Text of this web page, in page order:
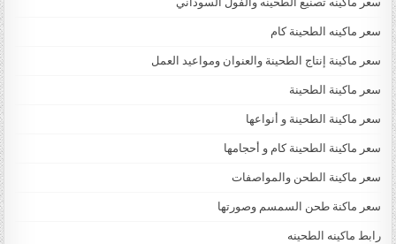
سعر ماكينه الطحينة كام
سعر ماكينة إنتاج الطحينة والعنوان ومواعيد العمل
سعر ماكينة الطحينة
سعر ماكينة الطحينة و أنواعها
سعر ماكينة الطحينة كام و أحجامها
سعر ماكينة الطحن والمواصفات
سعر ماكنة طحن السمسم وصورتها
رابط ماكينه الطحينه